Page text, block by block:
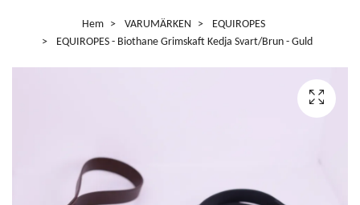
Hem VARUMÄRKEN
EQUIROPES
EQUIROPES - Biothane Grimskaft Kedja Svart/Brun - Guld